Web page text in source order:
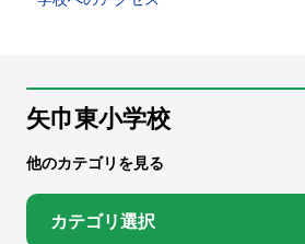
矢巾東小学校
他のカテゴリを見る
カテゴリ選択